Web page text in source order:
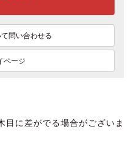
問い合わせる
ページ
目に差がでる場合がございま